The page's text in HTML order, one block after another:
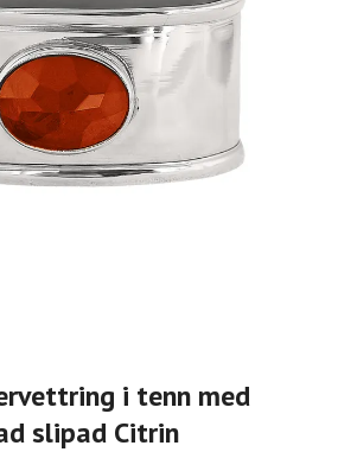
i tenn med
slipad Citrin